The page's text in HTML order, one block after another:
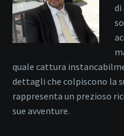
di
quale cattura
dettagli che colpiscono la
rappresenta un prezioso
sue avventure.